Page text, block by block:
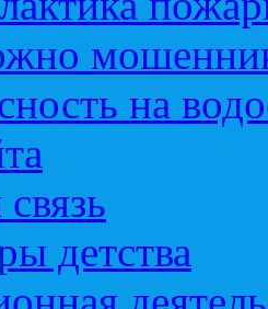
на
детства